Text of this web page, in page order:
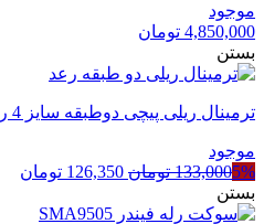
موجود
4,850,000 تومان
بستن
ترمینال ریلی پیچی دوطبقه سایز 4 رعد مدل DRTP4
موجود
5%
133,000 تومان قیمت
133,000 تومان
126,350 تومان
بستن